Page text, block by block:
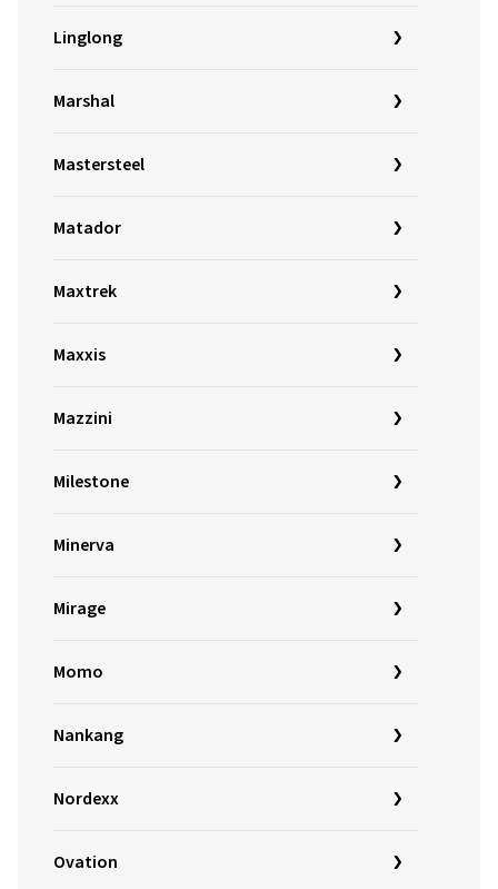
Linglong
Marshal
Mastersteel
Matador
Maxtrek
Maxxis
Mazzini
Milestone
Minerva
Mirage
Momo
Nankang
Nordexx
Ovation